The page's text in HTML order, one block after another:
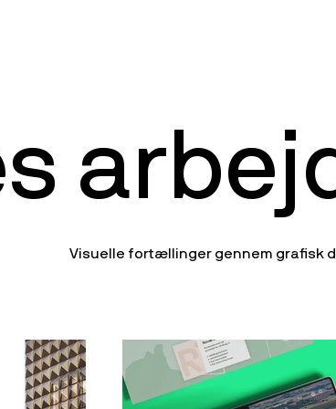
Visuelle fortællinger gennem grafisk